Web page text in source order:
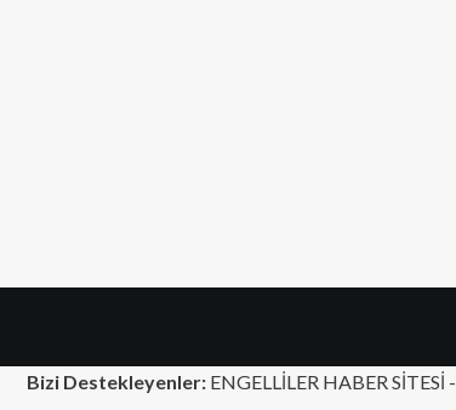
Bizi Destekleyenler: ENGELLİLER HABER SİTESİ -